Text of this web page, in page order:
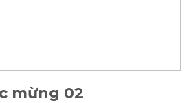
mừng 02